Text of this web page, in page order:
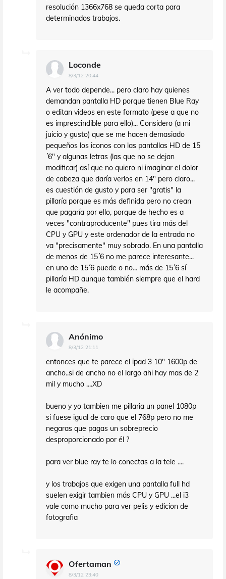
resolución 1366x768 se queda corta para
determinados trabajos.
Loconde
8/3/12 20:44
A ver todo depende... pero claro hay quienes
demandan pantalla HD porque tienen Blue Ray
o editan videos en este formato (pese a que no
es imprescindible para ello)... Considero (a mi
juicio y gusto) que se me hacen demasiado
pequeños los iconos con las pantallas HD de 15
´6" y algunas letras (las que no se dejan
modificar) así que no quiero ni imaginar el dolor
de cabeza que daría verlos en 14" pero claro...
es cuestión de gusto y para ser "gratis" la
pillaría porque es más definida pero no crean
que pagaría por ello, porque de hecho es a
veces "contraproducente" pues tira más del
CPU y GPU y este ordenador de la entrada no
va "precisamente" muy sobrado. En una pantalla
de menos de 15´6 no me parece interesante...
en uno de 15´6 puede o no... más de 15´6 sí
pillaría HD aunque también siempre que el hard
le acompañe.
Anónimo
8/3/12 21:11
entonces que te parece el ipad 3 10" 1600p de
ancho..si de ancho no el largo ahi hay mas de 2
mil y mucho ....XD
bueno y yo tambien me pillaria un panel 1080p
si fuese igual de caro que el 768p pero no me
negaras que pagas un sobreprecio
desproporcionado por él ?
para ver blue ray te lo conectas a la tele ....
y los trabajos que exigen una pantalla full hd
suelen exigir tambien más CPU y GPU ...el i3
vale como mucho para ver pelis y edicion de
fotografia
Ofertaman
8/3/12 23:40